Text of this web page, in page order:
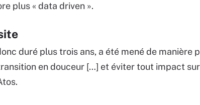
plus « data driven ».
duré plus trois ans, a été mené de manière
en douceur […] et éviter tout impact